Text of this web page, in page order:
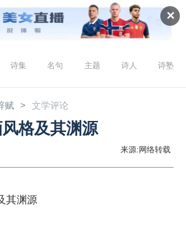
✕
诗集 名句 主题 诗人 诗塾
赋 文学评论
格及其渊源
来源:网络转载
其渊源